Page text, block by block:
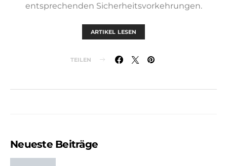
entsprechenden Sicherheitsvorkehrungen.
ARTIKEL LESEN
TEILEN
Neueste Beiträge